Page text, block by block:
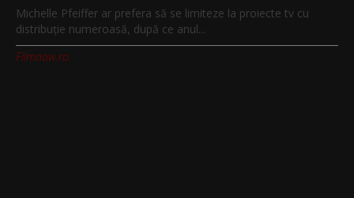
Michelle Pfeiffer ar prefera să se limiteze la proiecte tv cu
distribuție numeroasă, după ce anul...
Filmnow.ro